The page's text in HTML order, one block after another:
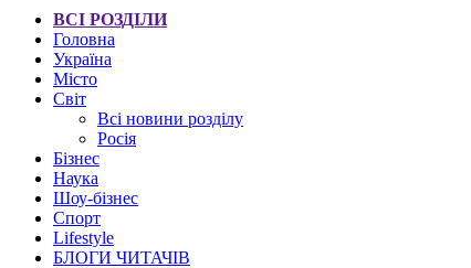
ВСІ РОЗДІЛИ
Головна
Україна
Місто
Світ
Всі новини розділу
Росія
Бізнес
Наука
Шоу-бізнес
Спорт
Lifestyle
БЛОГИ ЧИТАЧІВ